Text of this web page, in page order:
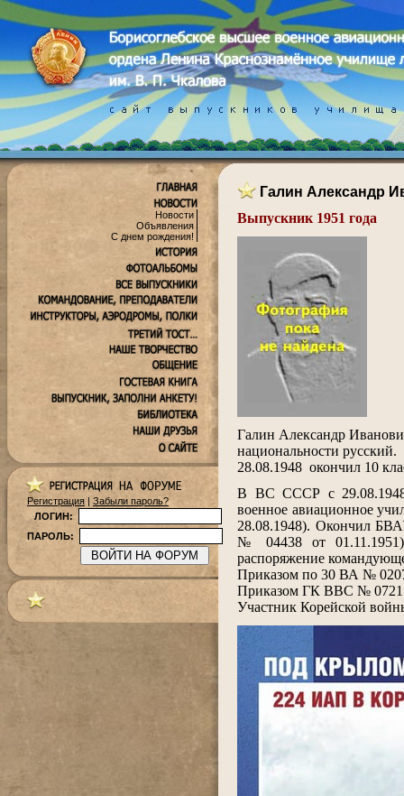
Новости
Объявления
С днем рождения!
Регистрация | Забыли пароль?
ЛОГИН:
ПАРОЛЬ:
Галин Александр
Выпускник 1951 года
Галин Александр
национальности русский.
28.08.1948 окончил 10
В ВС СССР с
военное авиационное
28.08.1948). Окончил
№ 04438 от
распоряжение
Приказом по 30 ВА №
Приказом ГК ВВС № 0721
Участник Корейской